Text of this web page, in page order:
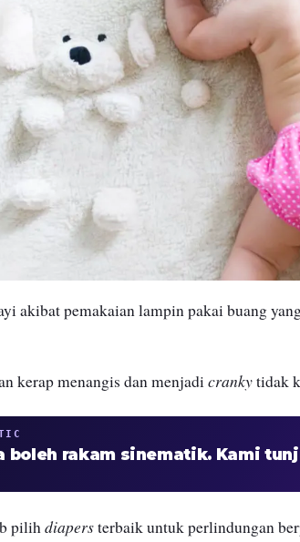
akibat pemakaian lampin pakai buang
kerap menangis dan menjadicrankytidak
boleh rakam sinematik. Kami
pilihdiapersterbaik untuk perlindungan